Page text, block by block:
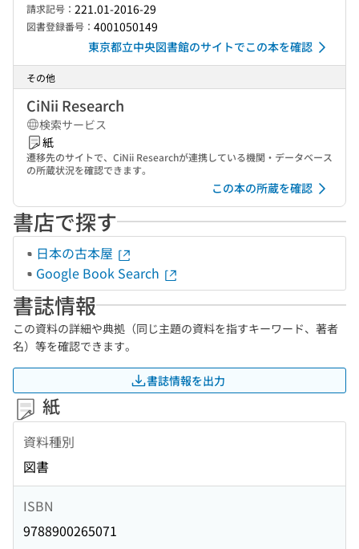
請求記号： 221.01-2016-29
図書登録番号： 4001050149
東京都立中央図書館のサイトでこの本を確認
その他
CiNii Research
検索サービス
紙
遷移先のサイトで、CiNii Researchが連携している機関・データベース
の所蔵状況を確認できます。
この本の所蔵を確認
書店で探す
日本の古本屋
Google Book Search
書誌情報
この資料の詳細や典拠（同じ主題の資料を指すキーワード、著者
名）等を確認できます。
書誌情報を出力
紙
資料種別
図書
ISBN
9788900265071